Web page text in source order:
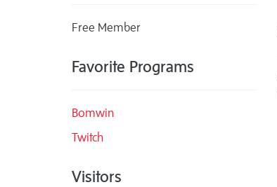
Free Member
Favorite Programs
Bomwin
Twitch
Visitors